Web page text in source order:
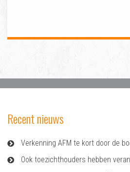
Recent nieuws
Verkenning AFM te kort door de
Ook toezichthouders hebben